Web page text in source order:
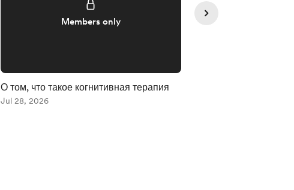
Members only
О том, что такое когнитивная терапия
Jul 28, 2026